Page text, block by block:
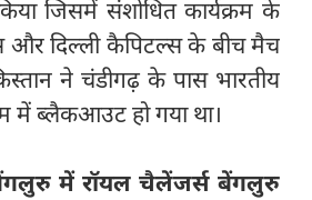
जिसमें संशोधित कार्यक्रम के
और दिल्ली कैपिटल्स के बीच मैच
ने चंडीगढ़ के पास भारतीय
में ब्लैकआउट हो गया था।
में रॉयल चैलेंजर्स बेंगलुरु